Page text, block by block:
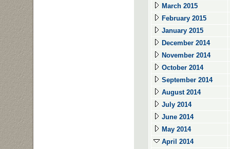
March 2015
February 2015
January 2015
December 2014
November 2014
October 2014
September 2014
August 2014
July 2014
June 2014
May 2014
April 2014